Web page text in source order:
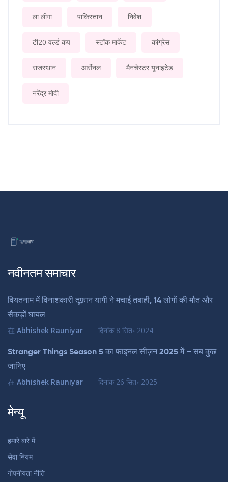
ला लीगा पाकिस्तान निवेश
टी20 वर्ल्ड कप स्टॉक मार्केट कांग्रेस
राजस्थान आर्सेनल मैनचेस्टर यूनाइटेड
नरेंद्र मोदी
नवीनतम समाचार
वियतनाम में विनाशकारी तूफ़ान यागी ने मचाई तबाही, 14 लोगों की मौत और
सैकड़ों घायल
在 Abhishek Rauniyar दिनांक 8 सित॰ 2024
Stranger Things Season 5 का फाइनल सीज़न 2025 में – सब कुछ
जानिए
在 Abhishek Rauniyar दिनांक 26 सित॰ 2025
मेन्यू
हमारे बारे में
सेवा नियम
गोपनीयता नीति